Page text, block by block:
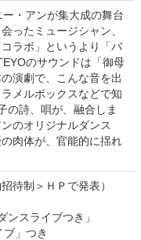
・アンが集大成の舞台
ったミュージシャン、
ラボ」というより「バ
のサウンドは「御母
演劇で、こんな音を出
メルボックスなどで知
の詩、唄が、融合しま
のオリジナルダンス
肉体が、官能的に揺れ
待制＞ＨＰで発表）
スライブつき」
」つき